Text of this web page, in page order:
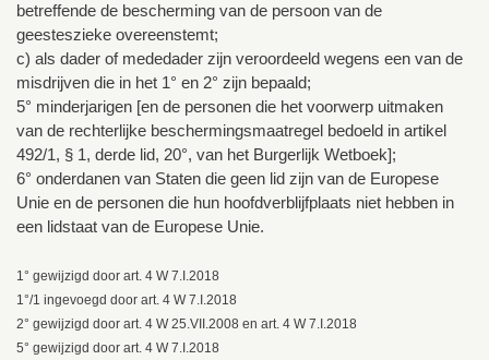
betreffende de bescherming van de persoon van de
geesteszieke overeenstemt;
c) als dader of mededader zijn veroordeeld wegens een van de
misdrijven die in het 1° en 2° zijn bepaald;
5° minderjarigen [en de personen die het voorwerp uitmaken
van de rechterlijke beschermingsmaatregel bedoeld in artikel
492/1, § 1, derde lid, 20°, van het Burgerlijk Wetboek];
6° onderdanen van Staten die geen lid zijn van de Europese
Unie en de personen die hun hoofdverblijfplaats niet hebben in
een lidstaat van de Europese Unie.
1° gewijzigd door art. 4 W 7.I.2018
1°/1 ingevoegd door art. 4 W 7.I.2018
2° gewijzigd door art. 4 W 25.VII.2008 en art. 4 W 7.I.2018
5° gewijzigd door art. 4 W 7.I.2018